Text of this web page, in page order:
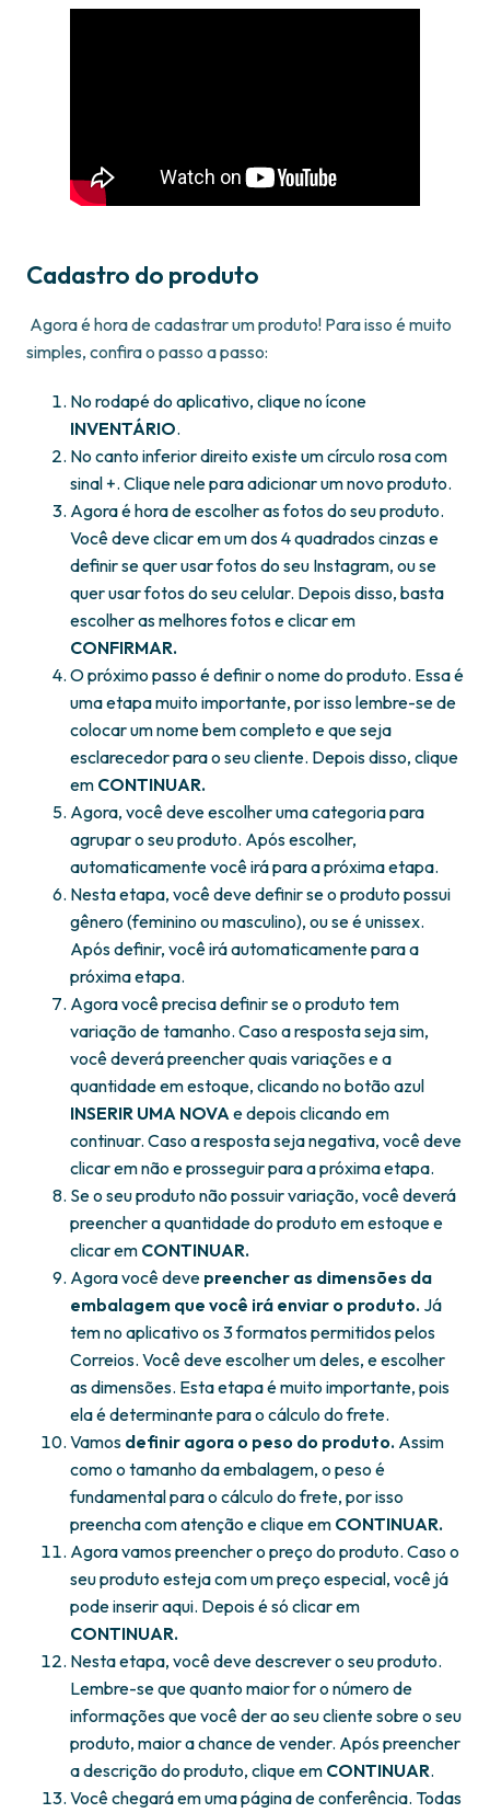
Cadastro do produto
Agora é hora de cadastrar um produto! Para isso é muito
simples, confira o passo a passo:
No rodapé do aplicativo, clique no ícone
INVENTÁRIO.
No canto inferior direito existe um círculo rosa com
sinal +. Clique nele para adicionar um novo produto.
Agora é hora de escolher as fotos do seu produto.
Você deve clicar em um dos 4 quadrados cinzas e
definir se quer usar fotos do seu Instagram, ou se
quer usar fotos do seu celular. Depois disso, basta
escolher as melhores fotos e clicar em
CONFIRMAR.
O próximo passo é definir o nome do produto. Essa é
uma etapa muito importante, por isso lembre-se de
colocar um nome bem completo e que seja
esclarecedor para o seu cliente. Depois disso, clique
em CONTINUAR.
Agora, você deve escolher uma categoria para
agrupar o seu produto. Após escolher,
automaticamente você irá para a próxima etapa.
Nesta etapa, você deve definir se o produto possui
gênero (feminino ou masculino), ou se é unissex.
Após definir, você irá automaticamente para a
próxima etapa.
Agora você precisa definir se o produto tem
variação de tamanho. Caso a resposta seja sim,
você deverá preencher quais variações e a
quantidade em estoque, clicando no botão azul
INSERIR UMA NOVAe depois clicando em
continuar. Caso a resposta seja negativa, você deve
clicar em não e prosseguir para a próxima etapa.
Se o seu produto não possuir variação, você deverá
preencher a quantidade do produto em estoque e
clicar em CONTINUAR.
Agora você deve preencher as dimensões da
embalagem que você irá enviar o produto. Já
tem no aplicativo os 3 formatos permitidos pelos
Correios. Você deve escolher um deles, e escolher
as dimensões. Esta etapa é muito importante, pois
ela é determinante para o cálculo do frete.
Vamos definir agora o peso do produto. Assim
como o tamanho da embalagem, o peso é
fundamental para o cálculo do frete, por isso
preencha com atenção e clique em CONTINUAR.
Agora vamos preencher o preço do produto. Caso o
seu produto esteja com um preço especial, você já
pode inserir aqui. Depois é só clicar em
CONTINUAR.
Nesta etapa, você deve descrever o seu produto.
Lembre-se que quanto maior for o número de
informações que você der ao seu cliente sobre o seu
produto, maior a chance de vender. Após preencher
a descrição do produto, clique em CONTINUAR.
Você chegará em uma página de conferência. Todas